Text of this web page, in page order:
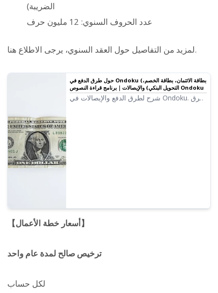
الضريبة)
عدد الحروف السنوي: 12 مليون حرف
لمزيد من التفاصيل حول العقد السنوي، يرجى الاطلاع هنا.
حول طرق الدفع في Ondoku (بطاقة الائتمان، بطاقة الخصم،
التحويل البنكي) والإيصالات｜برنامج قراءة النصوص Ondoku
شرح لطرق الدفع والإيصالات في Ondoku. طرق
【أسعار خطة الأعمال】
ترخيص صالح لمدة عام واحد
لكل حساب